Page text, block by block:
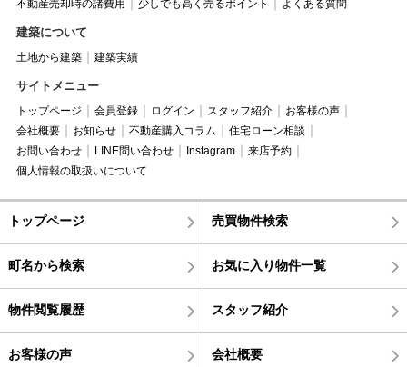
不動産売却時の諸費用
少しでも高く売るポイント よくある質問
建築について
土地から建築 建築実績
サイトメニュー
トップページ 会員登録 ログイン スタッフ紹介
お客様の声
会社概要
お知らせ 不動産購入コラム
住宅ローン相談
お問い合わせ
LINE問い合わせ Instagram
来店予約
個人情報の取扱いについて
トップページ 売買物件検索
町名から検索 お気に入り物件一覧
物件閲覧履歴 スタッフ紹介
お客様の声 会社概要